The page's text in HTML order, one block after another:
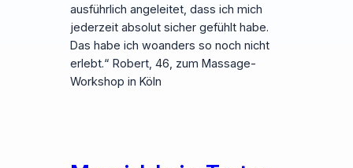
ausführlich angeleitet, dass ich mich
jederzeit absolut sicher gefühlt habe.
Das habe ich woanders so noch nicht
erlebt.“ Robert, 46, zum Massage-
Workshop in Köln